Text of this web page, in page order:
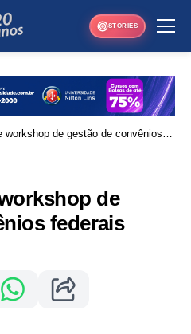
STORIES
workshop de gestão de convênios
de
federais